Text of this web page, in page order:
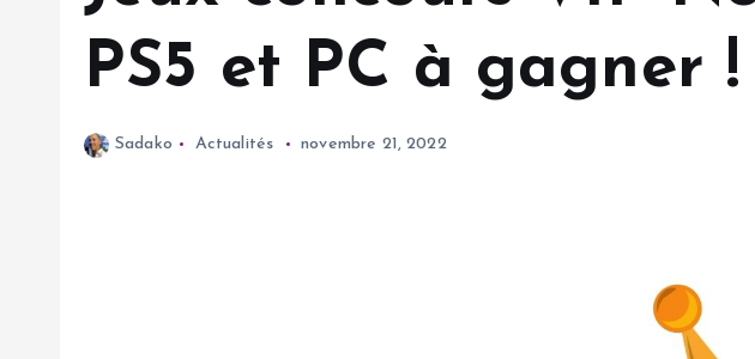
PS5 et PC à gagner !
Sadako Actualités novembre 21, 2022